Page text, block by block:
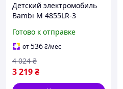
Детский электромобиль
Bambi M 4855LR-3
Готово к отправке
от536₴/мес
3 219₴
4 024 ₴